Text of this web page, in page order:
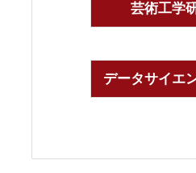
芸術工学
データサイエ